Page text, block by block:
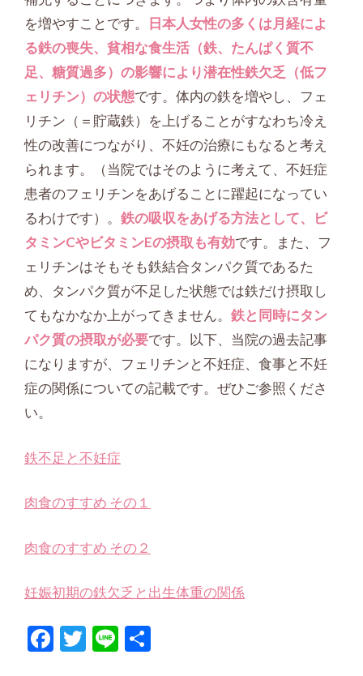
を増やすことです。
日本人女性の多くは月経によ
る鉄の喪失、貧相な食生活（鉄、たんぱく質不
足、糖質過多）の影響により潜在性鉄欠乏（低フ
ェリチン）の状態です。体内の鉄を増やし、フェ
リチン（＝貯蔵鉄）を上げることがすなわち冷え
性の改善につながり、不妊の治療にもなると考え
られます。（当院ではそのように考えて、不妊症
患者のフェリチンをあげることに躍起になってい
るわけです）。 鉄の吸収をあげる方法として、ビ
タミンCやビタミンEの摂取も有効です。また、フ
ェリチンはそもそも鉄結合タンパク質であるた
め、タンパク質が不足した状態では鉄だけ摂取し
てもなかなか上がってきません。 鉄と同時にタン
パク質の摂取が必要です。以下、当院の過去記事
になりますが、フェリチンと不妊症、食事と不妊
症の関係についての記載です。ぜひご参照くださ
い。
鉄不足と不妊症
肉食のすすめ その１
肉食のすすめ その２
妊娠初期の鉄欠乏と出生体重の関係
F
T
Li